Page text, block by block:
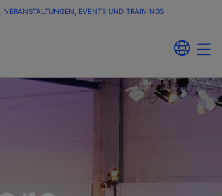
VERANSTALTUNGEN, EVENTS UND TRAININGS